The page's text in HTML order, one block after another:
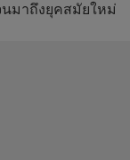
มาถึงยุคสมัยใหม่